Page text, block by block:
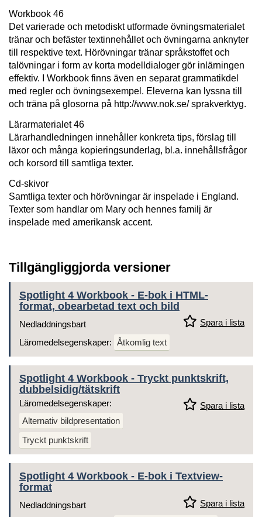
Workbook 46
Det varierade och metodiskt utformade övningsmaterialet
tränar och befäster textinnehållet och övningarna anknyter
till respektive text. Hörövningar tränar språkstoffet och
talövningar i form av korta modelldialoger gör inlärningen
effektiv. I Workbook finns även en separat grammatikdel
med regler och övningsexempel. Eleverna kan lyssna till
och träna på glosorna på http://www.nok.se/ sprakverktyg.
Lärarmaterialet 46
Lärarhandledningen innehåller konkreta tips, förslag till
läxor och många kopieringsunderlag, bl.a. innehållsfrågor
och korsord till samtliga texter.
Cd-skivor
Samtliga texter och hörövningar är inspelade i England.
Texter som handlar om Mary och hennes familj är
inspelade med amerikansk accent.
Tillgängliggjorda versioner
Spotlight 4 Workbook - E-bok i HTML-
format, obearbetad text och bild
Spara i lista
Nedladdningsbart
Läromedelsegenskaper: Åtkomlig text
Spotlight 4 Workbook - Tryckt punktskrift,
dubbelsidig/tätskrift
Spara i lista
Läromedelsegenskaper:
Alternativ bildpresentation
Tryckt punktskrift
Spotlight 4 Workbook - E-bok i Textview-
format
Spara i lista
Nedladdningsbart